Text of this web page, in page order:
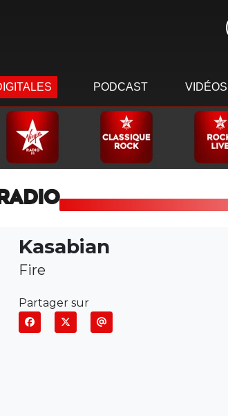
PODCAST VIDÉOS
Kasabian
Fire
Partager sur